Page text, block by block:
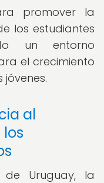
promover la
los estudiantes
un entorno
el crecimiento
al
Uruguay, la